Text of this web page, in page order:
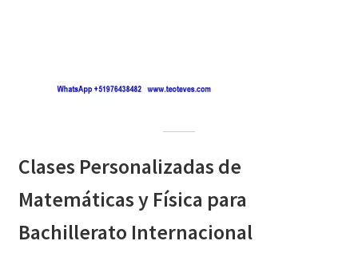
Clases Personalizadas de
Matemáticas y Física para
Bachillerato Internacional